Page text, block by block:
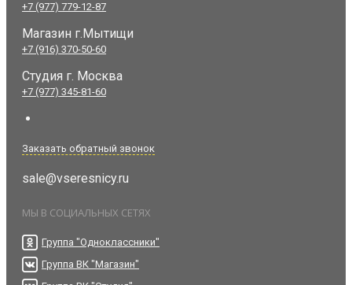
+7 (977) 779-12-87
Магазин г.Мытищи
+7 (916) 370-50-60
Студия г. Москва
+7 (977) 345-81-60
Заказать обратный звонок
sale@vseresnicy.ru
МЫ В СОЦИАЛЬНЫХ СЕТЯХ
Группа "Одноклассники"
Группа ВК "Магазин"